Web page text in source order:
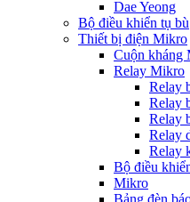
Dae Yeong
Bộ điều khiển tụ bù
Thiết bị điện Mikro
Cuộn kháng
Relay Mikro
Relay
Relay
Relay
Relay
Relay
Bộ điều
Mikro
Bảng đèn